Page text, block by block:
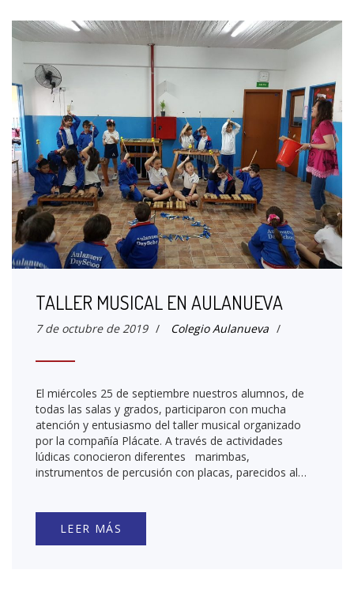
TALLER MUSICAL EN AULANUEVA
7 de octubre de 2019 / Colegio Aulanueva /
El miércoles 25 de septiembre nuestros alumnos, de
todas las salas y grados, participaron con mucha
atención y entusiasmo del taller musical organizado
por la compañía Plácate. A través de actividades
lúdicas conocieron diferentes marimbas,
instrumentos de percusión con placas, parecidos al…
LEER MÁS